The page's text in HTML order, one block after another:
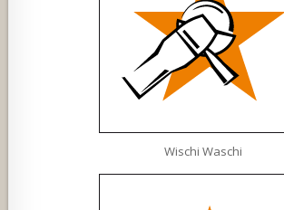
Wischi Waschi